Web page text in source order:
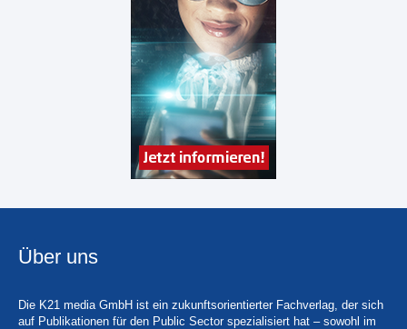
Über uns
Die K21 media GmbH ist ein zukunftsorientierter Fachverlag, der sich
auf Publikationen für den Public Sector spezialisiert hat – sowohl im